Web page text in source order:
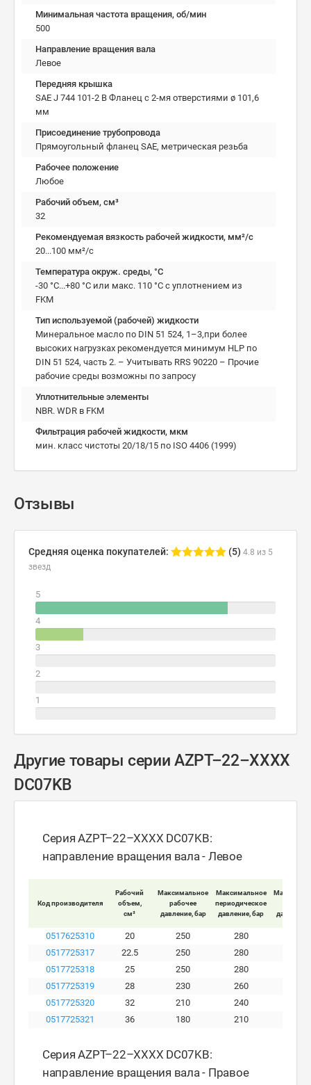
Минимальная частота вращения, об/мин
500
Направление вращения вала
Левое
Передняя крышка
SAE J 744 101-2 B Фланец с 2-мя отверстиями ø 101,6
мм
Присоединение трубопровода
Прямоугольный фланец SAE, метрическая резьба
Рабочее положение
Любое
Рабочий объем, см³
32
Рекомендуемая вязкость рабочей жидкости, мм²/с
20...100 мм²/с
Температура окруж. среды, °C
-30 °C...+80 °C или макс. 110 °C с уплотнением из
FKM
Тип используемой (рабочей) жидкости
Минеральное масло по DIN 51 524, 1–3,при более
высоких нагрузках рекомендуется минимум HLP по
DIN 51 524, часть 2. – Учитывать RRS 90220 – Прочие
рабочие среды возможны по запросу
Уплотнительные элементы
NBR. WDR в FKM
Фильтрация рабочей жидкости, мкм
мин. класс чистоты 20/18/15 по ISO 4406 (1999)
Отзывы
Средняя оценка покупателей: (5) 4.8 из 5
звезд
5
4
3
2
1
Другие товары серии AZPT–22–XXXX
DC07KB
Серия AZPT–22–XXXX DC07KB:
направление вращения вала - Левое
Код производителя
Рабочий
объем,
см³
Максимальное
рабочее
давление, бар
Максимальное
периодическое
давление, бар
давление,
0517625310 20 250 280
0517725317
22.5 250 280
0517725318
25 250 280
0517725319
28 230 260
0517725320
32 210 240
0517725321
36 180 210
Серия AZPT–22–XXXX DC07KB:
направление вращения вала - Правое